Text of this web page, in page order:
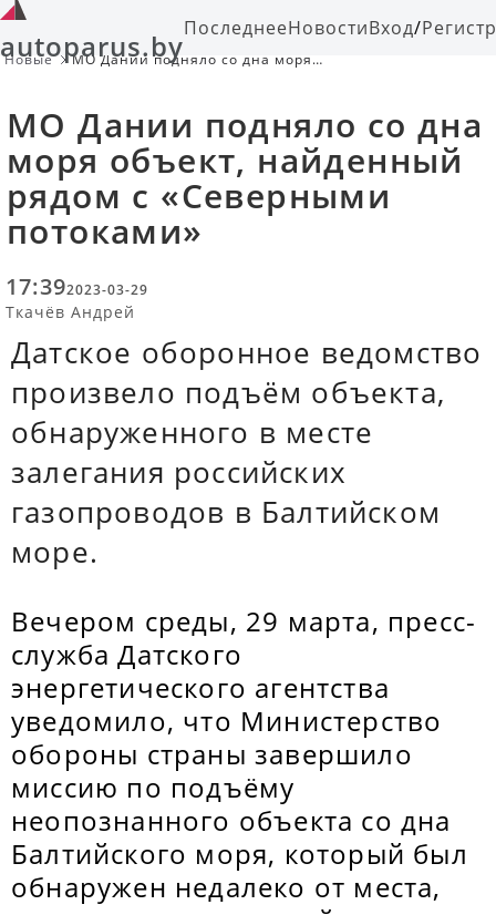
autoparus.byПоследнееНовостиВход/
Новые
МО Дании подняло со дна моря
МО Дании подняло со дна
моря объект, найденный
рядом с «Северными
потоками»
17:392023-03-29
Ткачёв Андрей
Датское оборонное ведомство
произвело подъём объекта,
обнаруженного в месте
залегания российских
газопроводов в Балтийском
море.
Вечером среды, 29 марта, пресс-
служба Датского
энергетического агентства
уведомило, что Министерство
обороны страны завершило
миссию по подъёму
неопознанного объекта со дна
Балтийского моря, который был
обнаружен недалеко от места,